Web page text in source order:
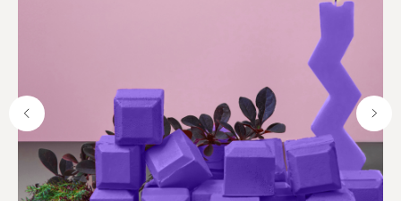
Отзывы